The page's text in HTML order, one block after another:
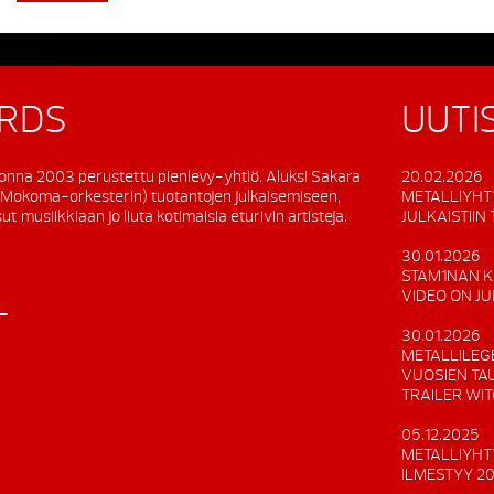
2003 perustettu pienlevy-yhtiö. Aluksi Sakara
orkesterin) tuotantojen julkaisemiseen,
musiikkiaan jo liuta kotimaisia eturivin artisteja.
20.02.2026
JULKAISTIIN
30.01.2026
STAM1NAN
VIDEO ON
30.01.2026
VUOSIEN
TRAILER
05.12.2025
ILMESTYY